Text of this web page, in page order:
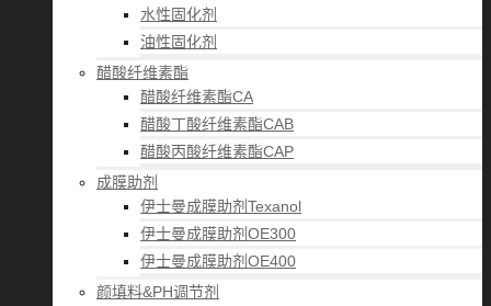
水性固化剂
油性固化剂
醋酸纤维素酯
醋酸纤维素酯CA
醋酸丁酸纤维素酯CAB
醋酸丙酸纤维素酯CAP
成膜助剂
伊士曼成膜助剂Texanol
伊士曼成膜助剂OE300
伊士曼成膜助剂OE400
颜填料&PH调节剂